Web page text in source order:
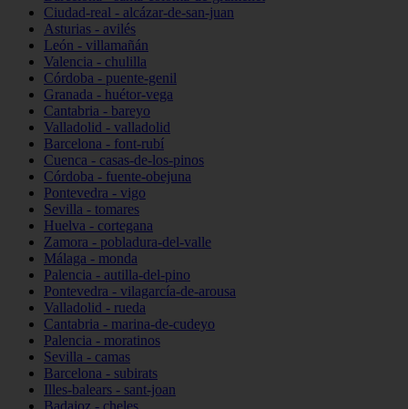
Ciudad-real - alcázar-de-san-juan
Asturias - avilés
León - villamañán
Valencia - chulilla
Córdoba - puente-genil
Granada - huétor-vega
Cantabria - bareyo
Valladolid - valladolid
Barcelona - font-rubí
Cuenca - casas-de-los-pinos
Córdoba - fuente-obejuna
Pontevedra - vigo
Sevilla - tomares
Huelva - cortegana
Zamora - pobladura-del-valle
Málaga - monda
Palencia - autilla-del-pino
Pontevedra - vilagarcía-de-arousa
Valladolid - rueda
Cantabria - marina-de-cudeyo
Palencia - moratinos
Sevilla - camas
Barcelona - subirats
Illes-balears - sant-joan
Badajoz - cheles